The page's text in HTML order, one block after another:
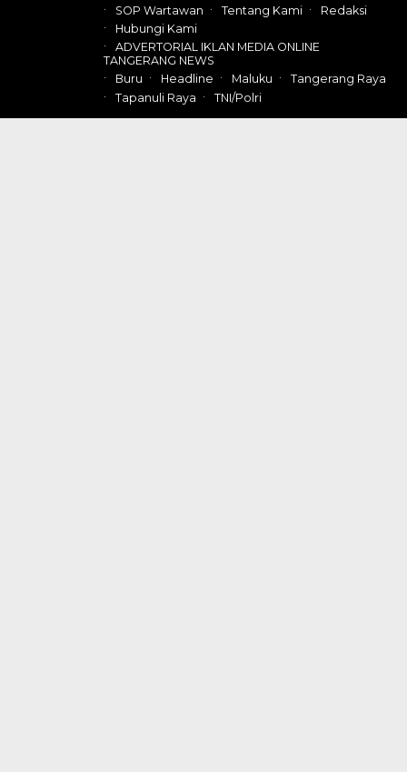
SOP Wartawan
Tentang Kami
Redaksi
Hubungi Kami
ADVERTORIAL IKLAN MEDIA ONLINE
TANGERANG NEWS
Buru
Headline Maluku
Tangerang Raya
Tapanuli Raya
TNI/Polri